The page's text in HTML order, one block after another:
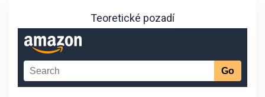
Teoretické pozadí